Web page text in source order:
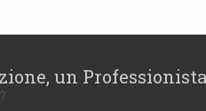
un